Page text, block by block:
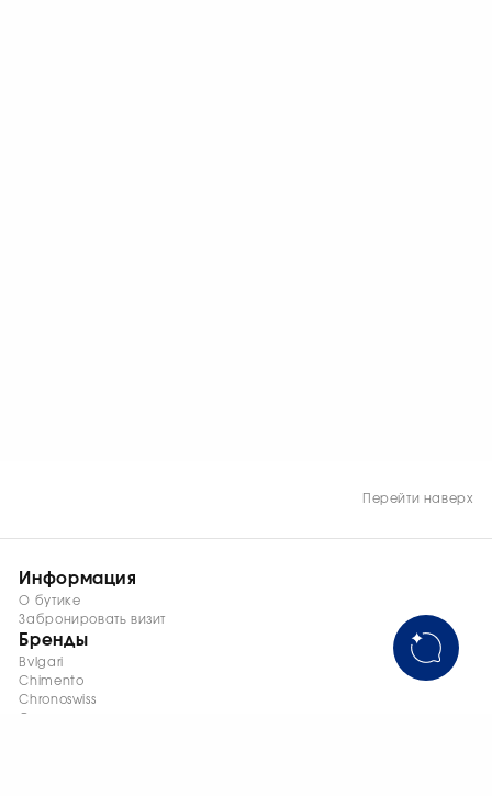
Перейти наверх
Информация
О бутике
Забронировать визит
Бренды
Bvlgari
Chimento
Chronoswiss